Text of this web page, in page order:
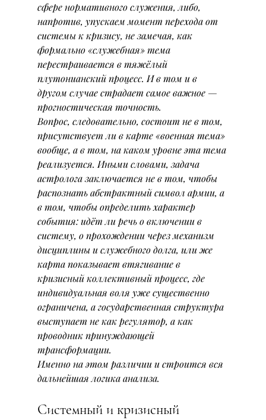
сфере нормативного служения, либо,
напротив, упускаем момент перехода от
системы к кризису, не замечая, как
формально «служебная» тема
перестраивается в тяжёлый
плутонианский процесс. И в том и в
другом случае страдает самое важное —
прогностическая точность.
Вопрос, следовательно, состоит не в том,
присутствует ли в карте «военная тема»
вообще, а в том, на каком уровне эта тема
реализуется. Иными словами, задача
астролога заключается не в том, чтобы
распознать абстрактный символ армии, а
в том, чтобы определить характер
события: идёт ли речь о включении в
систему, о прохождении через механизм
дисциплины и служебного долга, или же
карта показывает втягивание в
кризисный коллективный процесс, где
индивидуальная воля уже существенно
ограничена, а государственная структура
выступает не как регулятор, а как
проводник принуждающей
трансформации.
Именно на этом различии и строится вся
дальнейшая логика анализа.
Системный и кризисный